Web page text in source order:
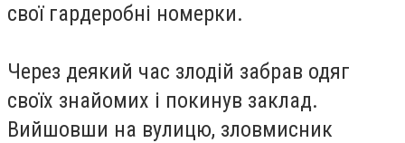
свої гардеробні номерки.
Через деякий час злодій забрав одяг
своїх знайомих і покинув заклад.
Вийшовши на вулицю, зловмисник